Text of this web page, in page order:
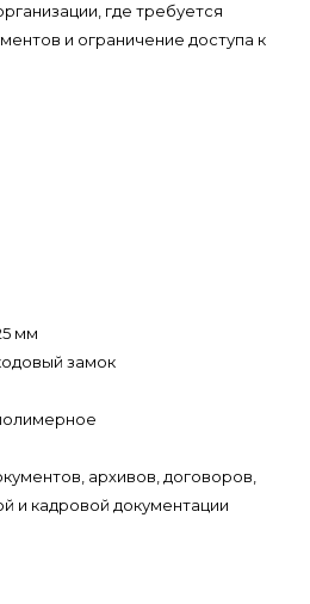
где требуется
и ограничение доступа к
мм
замок
архивов, договоров,
и кадровой документации